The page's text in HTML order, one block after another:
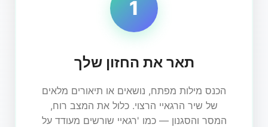
1
תאר את החזון שלך
הכנס מילות מפתח, נושאים או תיאורים מלאים
של שיר הרגאיי הרצוי. כלול את המצב רוח,
המסר והסגנון — כמו 'רגאיי שורשים מעודד על